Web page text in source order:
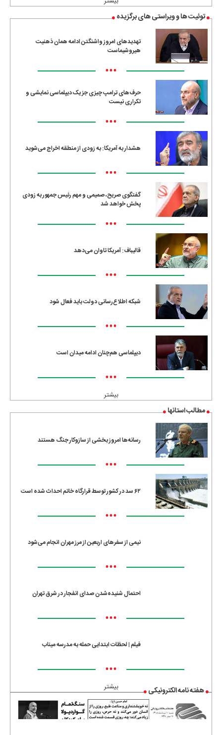
توئیت ها و ویراستی های برگزیده
تهدیدهای امروز واشنگتن ادامه همان ذهنیت
هیروشیماست
•••
حرف‌های ترامپ چیزی جز یک دیپلماسی نمایشی و
تکراری نیست
•••
هشدار به آمریکا: به زودی از منطقه اخراج می‌شوید
•••
گفتگوی صریح، صمیمی و مهم رئیس جمهور به زودی
پخش خواهد شد
•••
قالیباف: آمریکا تاوان می‌دهد
•••
شبکه اطلاع‌رسانی دولت باید فعال شود
•••
دیپلماسی هم‌چنان ادامه میدان است
•••
بیشتر
مطالب استانها
رسانه‌ها امروز بخشی از سازوکار جنگ هستند
•••
۶۲ سد در کشور توسط قرارگاه خاتم احداث شده است
•••
نیمی از سفرهای اربعین از مرز مهران انجام می‌شود
•••
احتمال شنیده‌شدن صدای انفجار در شرق تهران
•••
فیلم | لحظات ابتدایی حمله به مدرسه میناب
•••
بیشتر هفته نامه الکترونیکی